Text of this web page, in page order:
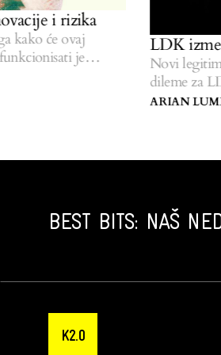
i rizika
će ovaj
je
LDK
Novi
dileme za LDK.
ARIAN LUMEZI
BEST BITS: NAŠ
K2.0